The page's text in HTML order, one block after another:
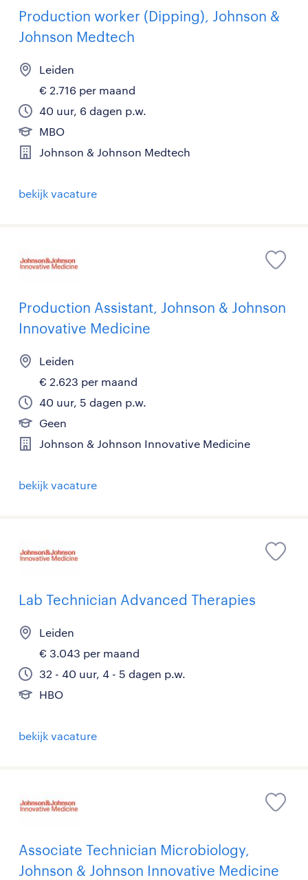
Production worker (Dipping), Johnson &
Johnson Medtech
Leiden
€ 2.716 per maand
40 uur, 6 dagen p.w.
MBO
Johnson & Johnson Medtech
bekijk vacature
Production Assistant, Johnson & Johnson
Innovative Medicine
Leiden
€ 2.623 per maand
40 uur, 5 dagen p.w.
Geen
Johnson & Johnson Innovative Medicine
bekijk vacature
Lab Technician Advanced Therapies
Leiden
€ 3.043 per maand
32 - 40 uur, 4 - 5 dagen p.w.
HBO
bekijk vacature
Associate Technician Microbiology,
Johnson & Johnson Innovative Medicine